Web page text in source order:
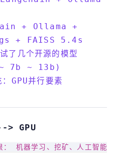
+ Ollama +
+ FAISS 5.4s
了几个开源的模型
7b ~ 13b)
GPU并行要素
> GPU